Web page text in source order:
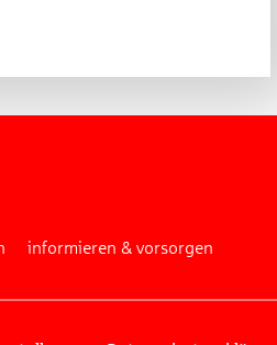
informieren & vorsorgen